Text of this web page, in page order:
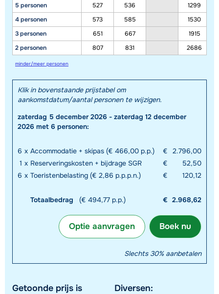
5 personen
4 personen
3 personen
2 personen
527 536
1299
573
585
1530
651
667
1915
807
831 2686
minder/meer personen
Klik in bovenstaande prijstabel om
aankomstdatum/aantal personen te wijzigen.
zaterdag 5 december 2026 - zaterdag 12 december
2026 met 6 personen:
6 x Accommodatie + skipas (€ 466,00 p.p.) €
2.796,00
1 x Reserveringskosten + bijdrage SGR €
52,50
6 x Toeristenbelasting (€ 2,86 p.p.p.n.) € 120,12
Totaalbedrag (€ 494,77 p.p.) € 2.968,62
Boek nu
Optie aanvragen
Slechts 30% aanbetalen
Getoonde prijs is
Diversen: